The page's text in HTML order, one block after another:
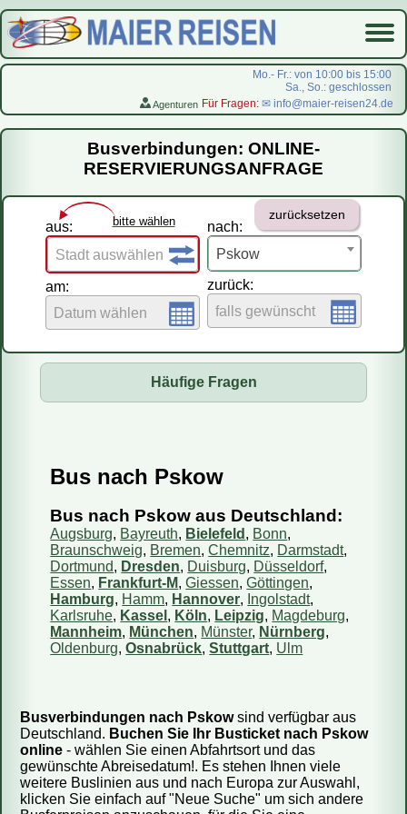
Mo.- Fr.: von 10:00 bis 15:00
Sa., So.: geschlossen
Agenturen Für Fragen: ✉ info@maier-reisen24.de
Startseite
Busverbindungen
Flugreisen
LastMinute-Pauschal
На русском
Busverbindungen: ONLINE-
RESERVIERUNGSANFRAGE
aus: bitte wählen
Stadt auswählen
am:
Datum wählen
nach:
Pskow
zurücksetzen
zurück:
falls gewünscht
Häufige Fragen
Fahren Reisebusse oder Mini-Busse?
Wie kaufe ich ein Ticket?
Wie kann ich mein Ticket bezahlen?
Kann ich das Reisedatum ändern?
Wie storniere ich meine Reservierung?
Sind die Informationen auf Ihrer Webseite aktuell?
Wie viel Gepäck darf ich mitnehmen?
Bus nach Pskow
Bus nach Pskow aus Deutschland:
Augsburg, Bayreuth, Bielefeld , Bonn,
Braunschweig, Bremen,Chemnitz, Darmstadt,
Dortmund, Dresden, Duisburg, Düsseldorf,
Essen, Frankfurt-M,Giessen,Göttingen,
Hamburg, Hamm, Hannover, Ingolstadt,
Karlsruhe, Kassel , Köln, Leipzig, Magdeburg,
Mannheim, München, Münster, Nürnberg,
Oldenburg,Osnabrück,Stuttgart, Ulm
Busverbindungen nach Pskowsind verfügbar aus
Deutschland. Buchen Sie Ihr Busticket nach Pskow
online - wählen Sie einen Abfahrtsort und das
gewünschte Abreisedatum!. Es stehen Ihnen viele
weitere Buslinien aus und nach Europa zur Auswahl,
klicken Sie einfach auf "Neue Suche" um sich andere